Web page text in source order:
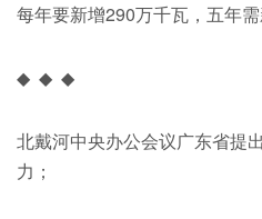
每年要新增290万千瓦，五年需
◆ ◆ ◆
北戴河中央办公会议广东省提
力；